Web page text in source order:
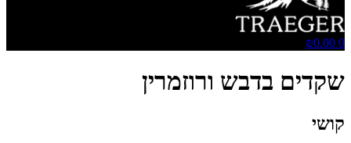
0
₪0.00
שקדים בדבש ורוזמרין
קושי